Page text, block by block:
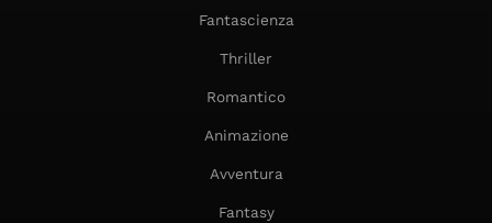
Fantascienza
Thriller
Romantico
Animazione
Avventura
Fantasy